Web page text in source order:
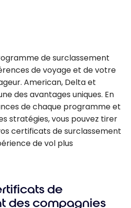
de surclassement
de voyage et de votre
American, Delta et
des avantages uniques. En
de chaque programme et
stratégies, vous pouvez tirer
certificats de surclassement
de vol plus
de
des compagnies